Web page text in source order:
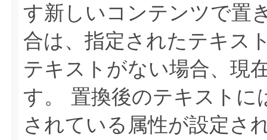
す新しいコンテンツで置
合は、指定されたテキス
テキストがない場合、現
す。
置換後のテキストに
されている属性が設定さ